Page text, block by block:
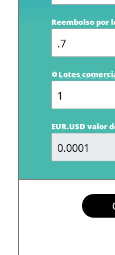
Reembolso por
Lotes
EUR.USD valor